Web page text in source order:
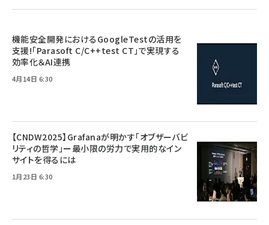
機能安全開発におけるGoogleTestの活用を
支援!「Parasoft C/C++test CT」で実現する
効率化＆AI連携
4月14日 6:30
【CNDW2025】Grafanaが明かす「オブザーバビ
リティの哲学」ー最小限の労力で実用的なイン
サイトを得るには
1月23日 6:30